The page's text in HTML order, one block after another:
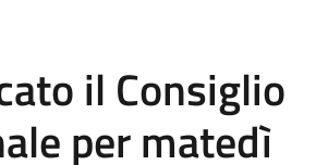
il Consiglio
per matedì